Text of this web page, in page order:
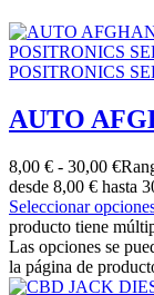
POSITRONICS
POSITRONICS
AUTO
8,00 € - 30,00 €
desde 8,00 € hasta
Seleccionar
producto tiene
Las opciones se
la página de